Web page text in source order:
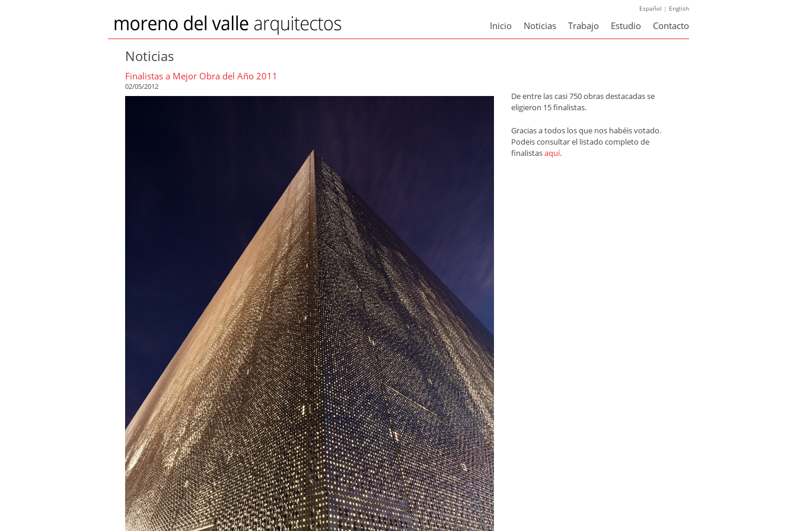
Inicio Noticias Trabajo Estudio Contacto
Español | English
Noticias
Finalistas a Mejor Obra del Año 2011
02/05/2012
De entre las casi 750 obras destacadas se
eligieron 15 finalistas.
Gracias a todos los que nos habéis votado.
Podeis consultar el listado completo de
finalistasaquí.